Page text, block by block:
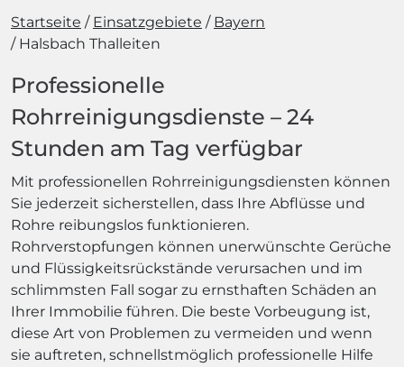
Startseite Einsatzgebiete
Bayern
Halsbach Thalleiten
Professionelle
Rohrreinigungsdienste – 24
Stunden am Tag verfügbar
Mit professionellen Rohrreinigungsdiensten können
Sie jederzeit sicherstellen, dass Ihre Abflüsse und
Rohre reibungslos funktionieren.
Rohrverstopfungen können unerwünschte Gerüche
und Flüssigkeitsrückstände verursachen und im
schlimmsten Fall sogar zu ernsthaften Schäden an
Ihrer Immobilie führen. Die beste Vorbeugung ist,
diese Art von Problemen zu vermeiden und wenn
sie auftreten, schnellstmöglich professionelle Hilfe